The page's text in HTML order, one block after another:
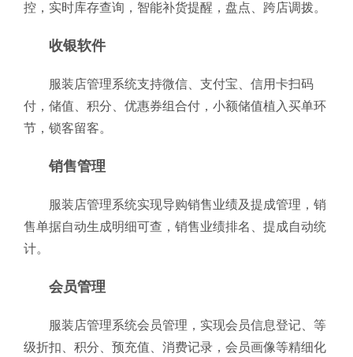
控，实时库存查询，智能补货提醒，盘点、跨店调拨。
收银软件
服装店管理系统支持微信、支付宝、信用卡扫码
付，储值、积分、优惠券组合付，小额储值植入买单环
节，锁客留客。
销售管理
服装店管理系统实现导购销售业绩及提成管理，销
售单据自动生成明细可查，销售业绩排名、提成自动统
计。
会员管理
服装店管理系统会员管理，实现会员信息登记、等
级折扣、积分、预充值、消费记录，会员画像等精细化